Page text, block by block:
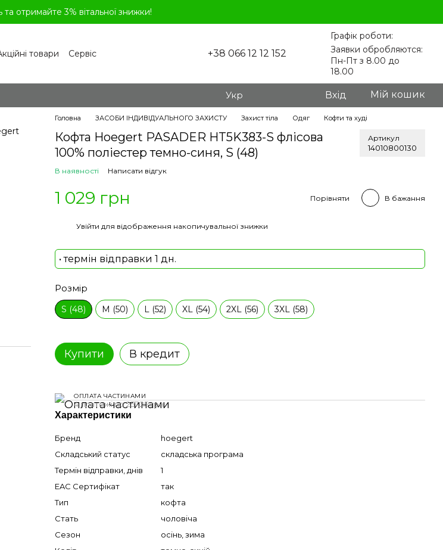
отримайте 3% вітальної знижки!
товари
Сервіс
+38 066 12 12 152
Графік роботи:
Заявки обробляются:
Пн-Пт з 8.00 до
18.00
Укр Вхід Мій кошик
Головна ЗАСОБИ ІНДИВІДУАЛЬНОГО ЗАХИСТУ Захист тіла Одяг Кофти та худі
Кофта Hoegert PASADER HT5K383-S флісова
100% поліестер темно-синя, S (48)
Артикул
14010800130
В наявності Написати відгук
1 029 грн Порівняти В бажання
Увійти для відображення накопичувальної знижки
• термін відправки 1 дн.
Розмір
S (48) M (50) L (52) XL (54) 2XL (56) 3XL (58)
Купити В кредит
ОПЛАТА ЧАСТИНАМИ
4 платежі по 257.25 грн
Характеристики
Бренд
hoegert
Складський статус
складська програма
Термін відправки, днів
1
EAC Сертифікат
так
Тип
кофта
Стать
чоловіча
Сезон
осінь, зима